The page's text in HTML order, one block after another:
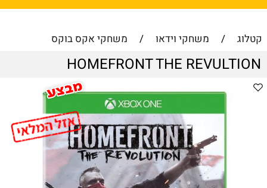
קטלוג / משחקי וידאו / משחקי אקס בוקס
HOMEFRONT THE REVULTION